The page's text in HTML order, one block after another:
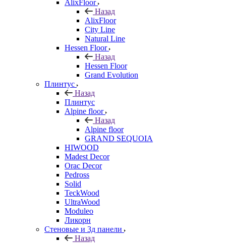
AlixFloor
Назад
AlixFloor
City Line
Natural Line
Hessen Floor
Назад
Hessen Floor
Grand Evolution
Плинтус
Назад
Плинтус
Alpine floor
Назад
Alpine floor
GRAND SEQUOIA
HIWOOD
Madest Decor
Orac Decor
Pedross
Solid
TeckWood
UltraWood
Moduleo
Ликорн
Стеновые и 3д панели
Назад